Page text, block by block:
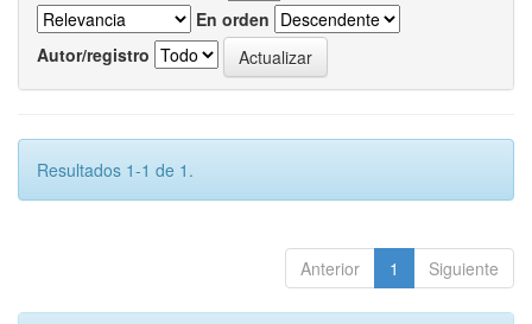
En orden
Autor/registro
Resultados 1-1 de 1.
Anterior 1 Siguiente